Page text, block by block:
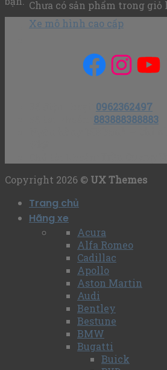
Chưa có sản phẩm trong giỏ
Xe mô hình cao cấp
Facebook
0962362497
883888388883
Copyright 2026 © UX Themes
Trang chủ
Hãng xe
Acura
Alfa Romeo
Cadillac
Apollo
Aston Martin
Audi
Bentley
Bestune
BMW
Bugatti
Buick